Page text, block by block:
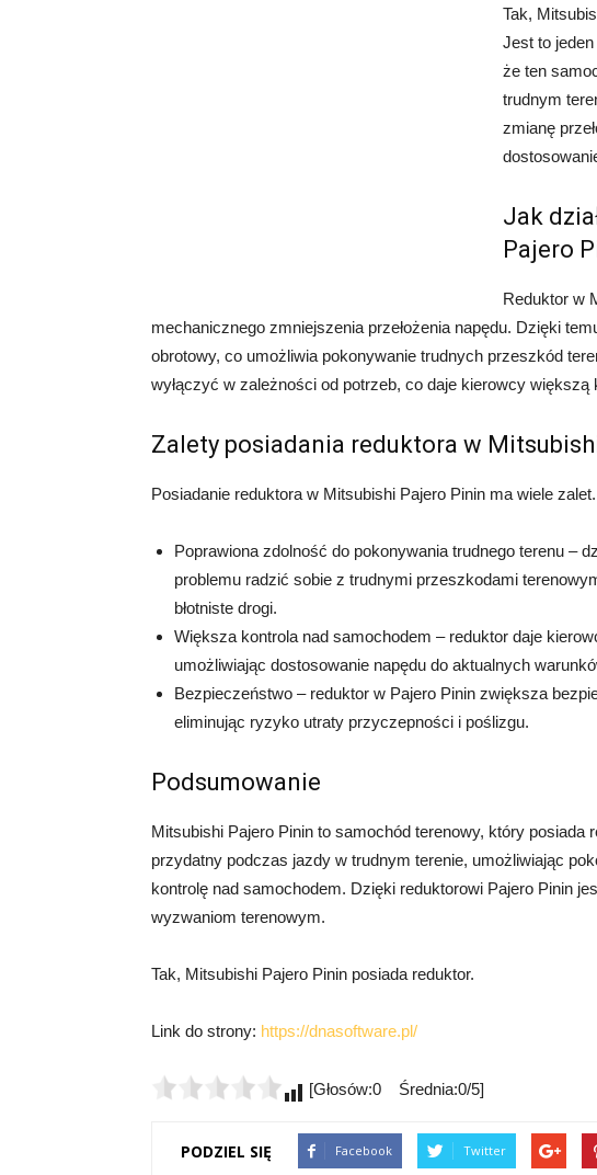
Tak,
Jest to
że ten
trudnym
zmianę
Jak
Pajero
Reduktor w
mechanicznego zmniejszenia przełożenia napędu. Dzięki
obrotowy, co umożliwia pokonywanie trudnych przeszkód
wyłączyć w zależności od potrzeb, co daje kierowcy większą
Zalety posiadania reduktora w
Posiadanie reduktora w Mitsubishi Pajero Pinin ma wiele
Poprawiona zdolność do pokonywania trudnego terenu –
problemu radzić sobie z trudnymi przeszkodami
błotniste drogi.
Większa kontrola nad samochodem – reduktor daje
umożliwiając dostosowanie napędu do aktualnych
Bezpieczeństwo – reduktor w Pajero Pinin zwiększa
eliminując ryzyko utraty przyczepności i poślizgu.
Podsumowanie
Mitsubishi Pajero Pinin to samochód terenowy, który posiada
przydatny podczas jazdy w trudnym terenie, umożliwiając
kontrolę nad samochodem. Dzięki reduktorowi Pajero Pinin
wyzwaniom terenowym.
Tak, Mitsubishi Pajero Pinin posiada reduktor.
Link do strony: https://dnasoftware.pl/
[Głosów:0 Średnia:0/5]
PODZIEL SIĘ Facebook Twitter